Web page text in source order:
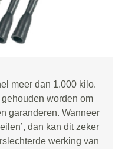
meer dan 1.000 kilo.
worden om
garanderen. Wanneer
’, dan kan dit zeker
werking van